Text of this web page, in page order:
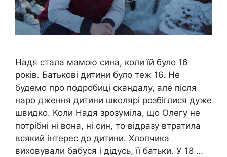
Надя стала мамою сина, коли їй було 16
років. Батькові дитини було теж 16. Не
будемо про подробиці скандалу, але після
наро дження дитини школярі розбіглися дуже
швидко. Коли Надя зрозуміла, що Олегу не
потрібні ні вона, ні син, то відразу втратила
всякий інтерес до дитини. Хлопчика
виховували бабуся і дідусь, її батьки. У 18 …